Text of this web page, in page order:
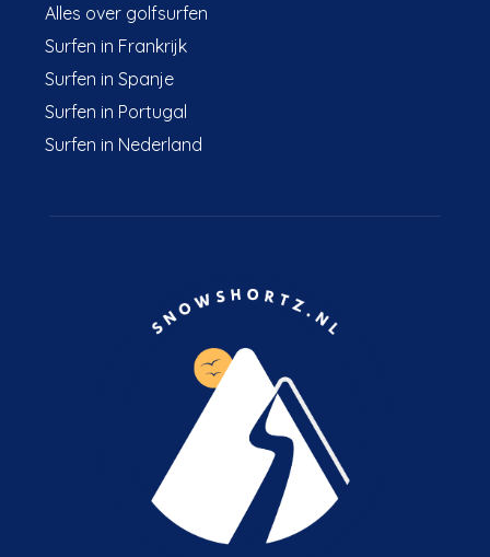
Alles over golfsurfen
Surfen in Frankrijk
Surfen in Spanje
Surfen in Portugal
Surfen in Nederland